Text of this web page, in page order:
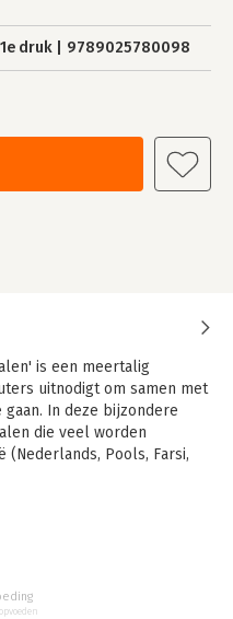
1e druk 9789025780098
is een meertalig
uitnodigt om samen met
In deze bijzondere
die veel worden
Pools, Farsi,
leren. Oplettende